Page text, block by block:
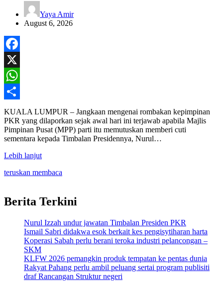
Yaya Amir
August 6, 2026
Facebook
X
WhatsApp
Share
KUALA LUMPUR – Jangkaan mengenai rombakan kepimpinan
PKR yang dilaporkan sejak awal hari ini terjawab apabila Majlis
Pimpinan Pusat (MPP) parti itu memutuskan memberi cuti
sementara kepada Timbalan Presidennya, Nurul…
Lebih lanjut
teruskan membaca
Berita Terkini
Nurul Izzah undur jawatan Timbalan Presiden PKR
Ismail Sabri didakwa esok berkait kes pengisytiharan harta
Koperasi Sabah perlu berani teroka industri pelancongan –
SKM
KLFW 2026 pemangkin produk tempatan ke pentas dunia
Rakyat Pahang perlu ambil peluang sertai program publisiti
draf Rancangan Struktur negeri